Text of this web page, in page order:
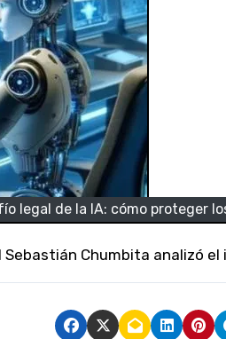
legal de la IA: cómo proteger
Chumbita analizó